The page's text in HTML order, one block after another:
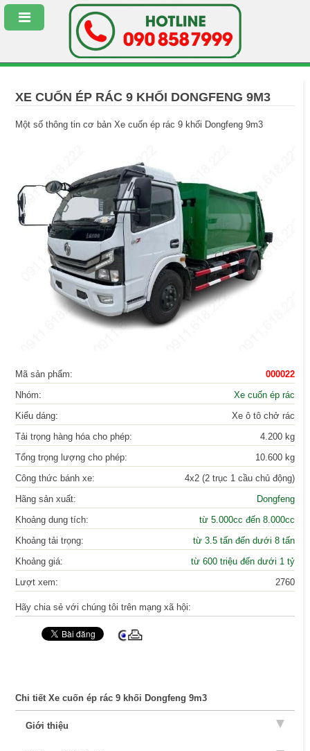
XE CUỐN ÉP RÁC 9 KHỐI DONGFENG 9M3
Một số thông tin cơ bản Xe cuốn ép rác 9 khối Dongfeng 9m3
Mã sản phẩm:
000022
Nhóm:
Xe cuốn ép rác
Kiểu dáng:
Xe ô tô chở rác
Tải trọng hàng hóa cho phép:
4.200 kg
Tổng trọng lượng cho phép:
10.600 kg
Công thức bánh xe:
4x2 (2 trục 1 cầu chủ động)
Hãng sản xuất:
Dongfeng
Khoảng dung tích:
từ 5.000cc đến 8.000cc
Khoảng tải trọng:
từ 3.5 tấn đến dưới 8 tấn
Khoảng giá:
từ 600 triệu đến dưới 1 tỷ
Lượt xem:
2760
Hãy chia sẻ với chúng tôi trên mạng xã hội:
Chi tiết Xe cuốn ép rác 9 khối Dongfeng 9m3
Giới thiệu